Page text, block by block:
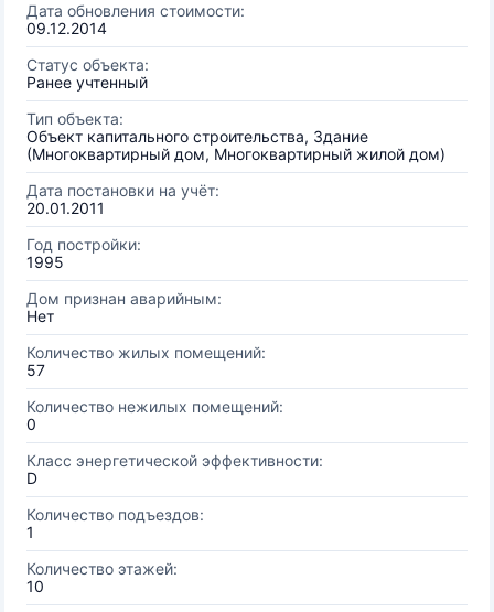
Дата обновления стоимости:
09.12.2014
Статус объекта:
Ранее учтенный
Тип объекта:
Объект капитального строительства, Здание
(Многоквартирный дом, Многоквартирный жилой дом)
Дата постановки на учёт:
20.01.2011
Год постройки:
1995
Дом признан аварийным:
Нет
Количество жилых помещений:
57
Количество нежилых помещений:
0
Класс энергетической эффективности:
D
Количество подъездов:
1
Количество этажей:
10